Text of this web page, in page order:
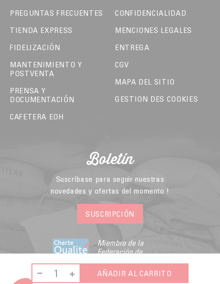
AÑADIR AL CARRITO
PREGUNTAS FRECUENTES
TIENDA EXPRESS
FIDELIZACIÓN
MANTENIMIENTO Y
POSTVENTA
PRENSA Y
DOCUMENTACIÓN
CAFETERA EOH
CONFIDENCIALIDAD
MENCIONES LEGALES
ENTREGA
CGV
MAPA DEL SITIO
GESTION DES COOKIES
Boletín
Suscríbase para seguir nuestras
novedades y ofertas del momento !
SUSCRIPCIÓN
Miembro de la
Federación de
y Venta a Distancia